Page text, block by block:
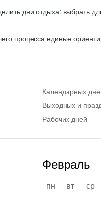
дни отдыха:
процесса единые
Календарных
Выходных и
Рабочих дней
Февраль
пн вт ср